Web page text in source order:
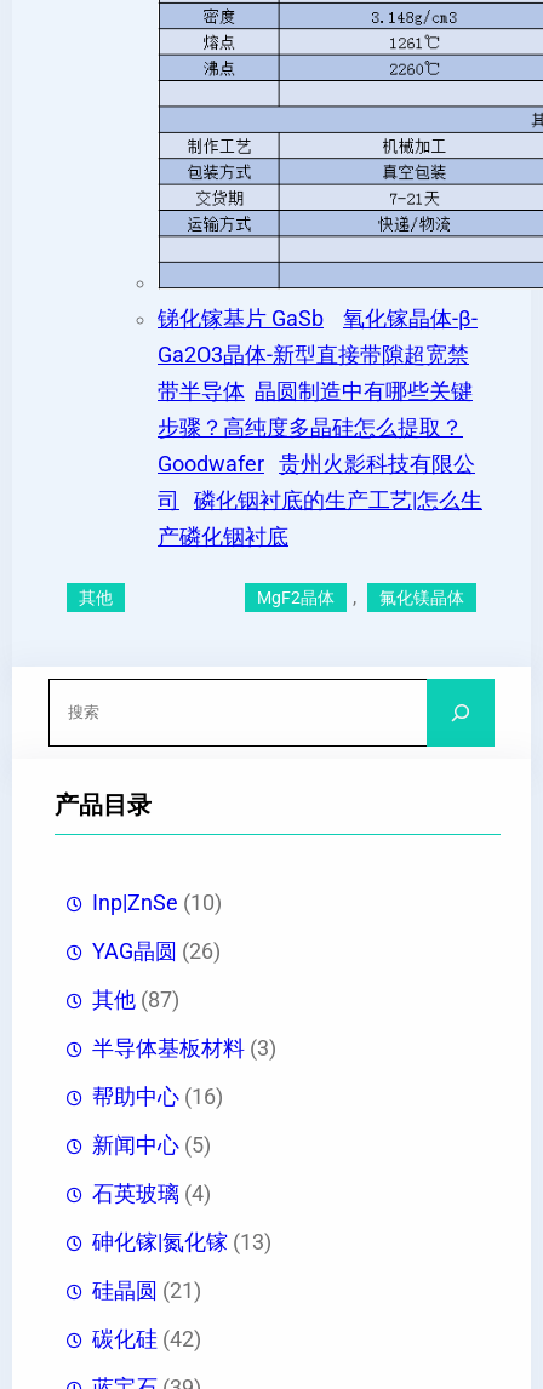
锑化镓基片 GaSb
氧化镓晶体-β-
Ga2O3晶体-新型直接带隙超宽禁
带半导体 晶圆制造中有哪些关键
步骤？高纯度多晶硅怎么提取？
Goodwafer 贵州火影科技有限公
司
磷化铟衬底的生产工艺|怎么生
产磷化铟衬底
其他 MgF2晶体 , 氟化镁晶体
产品目录
Inp|ZnSe (10)
YAG晶圆 (26)
其他 (87)
半导体基板材料 (3)
帮助中心 (16)
新闻中心 (5)
石英玻璃 (4)
砷化镓|氮化镓 (13)
硅晶圆 (21)
碳化硅 (42)